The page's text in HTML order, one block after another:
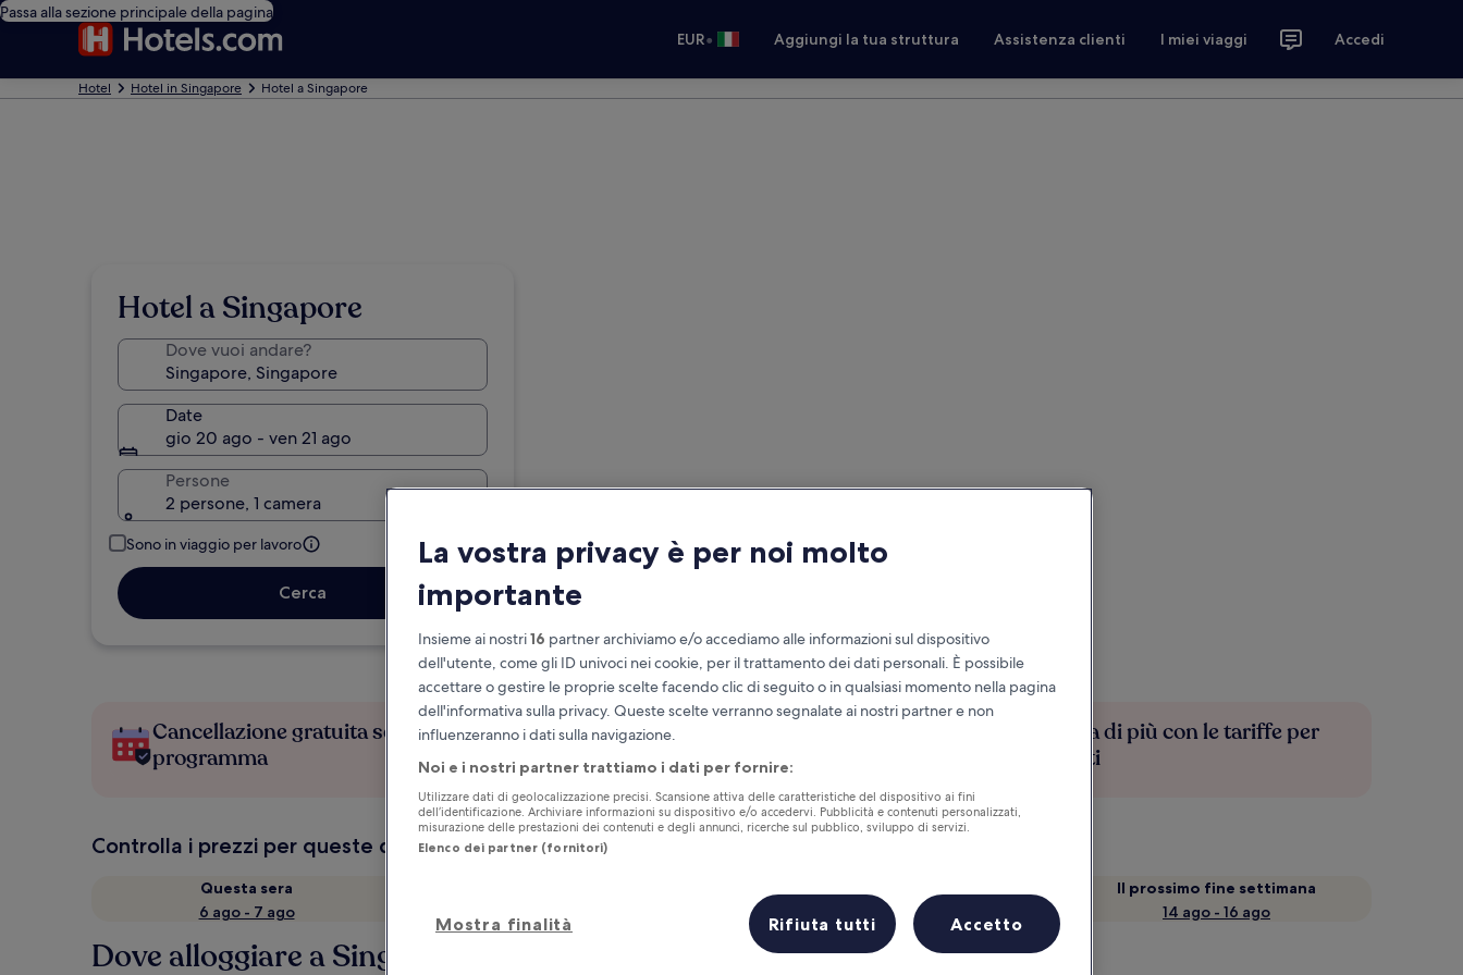
Passa alla sezione principale della pagina
EUR• Aggiungi la tua struttura Assistenza clienti I miei viaggi Accedi
Hotel Hotel in Singapore Hotel a Singapore
Hotel a Singapore
Dove vuoi andare?
Date
gio 20 ago - ven 21 ago
Persone
2 persone, 1 camera
Sono in viaggio per lavoro
Cerca
Cancellazione gratuita se cambi
programma
Accumula vantaggi con ogni notte di
soggiorno
Risparmia di più con le tariffe per
soli iscritti
Controlla i prezzi per queste date
Questa sera
6 ago - 7 ago
7 ago - 9 ago
Il prossimo fine settimana
14 ago - 16 ago
Dove alloggiare a Singapore?
La vostra privacy è per noi molto
importante
Insieme ai nostri16 partner archiviamo e/o accediamo alle informazioni sul dispositivo
dell'utente, come gli ID univoci nei cookie, per il trattamento dei dati personali. È possibile
accettare o gestire le proprie scelte facendo clic di seguito o in qualsiasi momento nella pagina
dell'informativa sulla privacy. Queste scelte verranno segnalate ai nostri partner e non
influenzeranno i dati sulla navigazione.
Noi e i nostri partner trattiamo i dati per fornire:
Utilizzare dati di geolocalizzazione precisi. Scansione attiva delle caratteristiche del dispositivo ai fini
dell’identificazione. Archiviare informazioni su dispositivo e/o accedervi. Pubblicità e contenuti personalizzati,
misurazione delle prestazioni dei contenuti e degli annunci, ricerche sul pubblico, sviluppo di servizi.
Elenco dei partner (fornitori)
Mostra finalità Rifiuta tutti Accetto